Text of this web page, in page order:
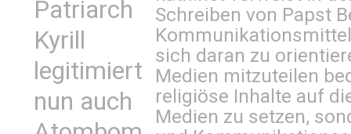
Patriarch
Kyrill
legitimiert
nun auch
Schreiben von Papst
sich daran zu
Medien mitzuteilen
religiöse Inhalte auf
Medien zu setzen,